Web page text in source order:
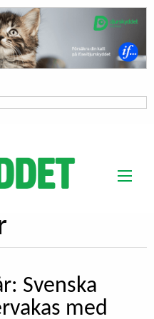
Svenska
med